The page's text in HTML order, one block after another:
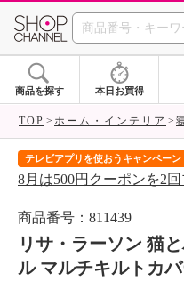
商品を探す 本日お買得
TOP ホーム・インテリア
テレビアプリを使おうキャンペーン
8月は500円クーポンを2回
商品番号：811439
リサ・ラーソン 猫
ル マルチキルトカ